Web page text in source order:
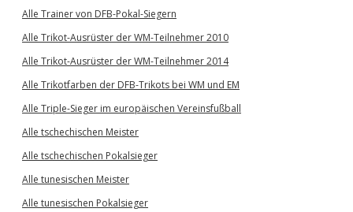
Alle Trainer von DFB-Pokal-Siegern
Alle Trikot-Ausrüster der WM-Teilnehmer 2010
Alle Trikot-Ausrüster der WM-Teilnehmer 2014
Alle Trikotfarben der DFB-Trikots bei WM und EM
Alle Triple-Sieger im europäischen Vereinsfußball
Alle tschechischen Meister
Alle tschechischen Pokalsieger
Alle tunesischen Meister
Alle tunesischen Pokalsieger